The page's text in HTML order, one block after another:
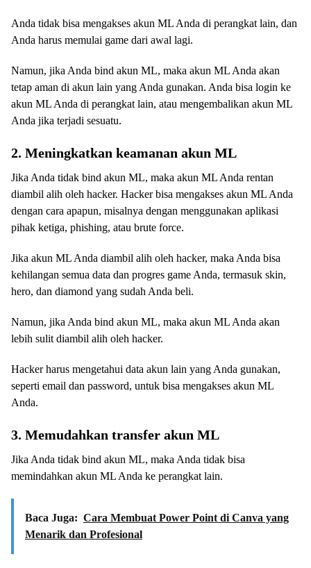
Anda tidak bisa mengakses akun ML Anda di perangkat lain, dan
Anda harus memulai game dari awal lagi.
Namun, jika Anda bind akun ML, maka akun ML Anda akan
tetap aman di akun lain yang Anda gunakan. Anda bisa login ke
akun ML Anda di perangkat lain, atau mengembalikan akun ML
Anda jika terjadi sesuatu.
2. Meningkatkan keamanan akun ML
Jika Anda tidak bind akun ML, maka akun ML Anda rentan
diambil alih oleh hacker. Hacker bisa mengakses akun ML Anda
dengan cara apapun, misalnya dengan menggunakan aplikasi
pihak ketiga, phishing, atau brute force.
Jika akun ML Anda diambil alih oleh hacker, maka Anda bisa
kehilangan semua data dan progres game Anda, termasuk skin,
hero, dan diamond yang sudah Anda beli.
Namun, jika Anda bind akun ML, maka akun ML Anda akan
lebih sulit diambil alih oleh hacker.
Hacker harus mengetahui data akun lain yang Anda gunakan,
seperti email dan password, untuk bisa mengakses akun ML
Anda.
3. Memudahkan transfer akun ML
Jika Anda tidak bind akun ML, maka Anda tidak bisa
memindahkan akun ML Anda ke perangkat lain.
Baca Juga: Cara Membuat Power Point di Canva yang
Menarik dan Profesional